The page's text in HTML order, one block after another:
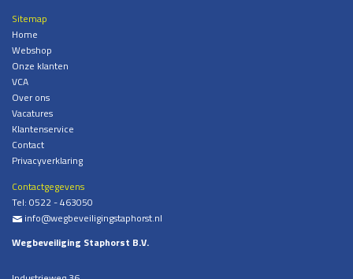
Sitemap
Home
Webshop
Onze klanten
VCA
Over ons
Vacatures
Klantenservice
Contact
Privacyverklaring
Contactgegevens
Tel: 0522 - 463050
% info@wegbeveiligingstaphorst.nl
Wegbeveiliging Staphorst B.V.